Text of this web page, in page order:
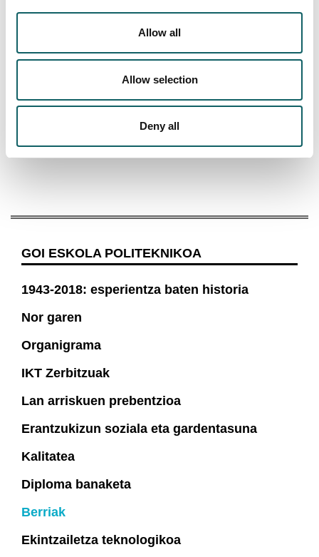
Allow all
Allow selection
Deny all
Diruz lagundutako ikastaro guztien zerrenda
cursosingenieria@mondragon.eduedo+34 664 265
telefono zenbakira deitu.
GOI ESKOLA POLITEKNIKOA
1943-2018: esperientza baten historia
Nor garen
Organigrama
IKT Zerbitzuak
Lan arriskuen prebentzioa
Erantzukizun soziala eta gardentasuna
Kalitatea
Diploma banaketa
Berriak
Ekintzailetza teknologikoa